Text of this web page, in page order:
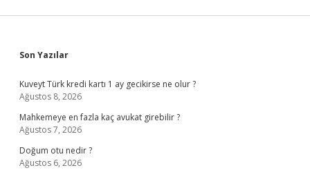
Sidebar
Son Yazılar
Kuveyt Türk kredi kartı 1 ay gecikirse ne olur ?
Ağustos 8, 2026
Mahkemeye en fazla kaç avukat girebilir ?
Ağustos 7, 2026
Doğum otu nedir ?
Ağustos 6, 2026